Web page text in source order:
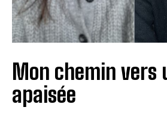
Mon chemin vers
apaisée